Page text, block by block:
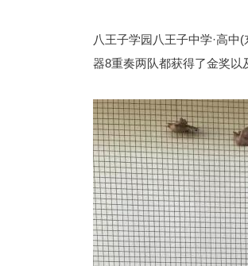
八王子学园八王子中学·高
器8重奏两队都获得了金奖以